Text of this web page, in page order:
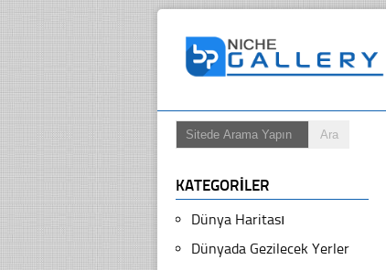
KATEGORILER
Dünya Haritası
Dünyada Gezilecek Yerler